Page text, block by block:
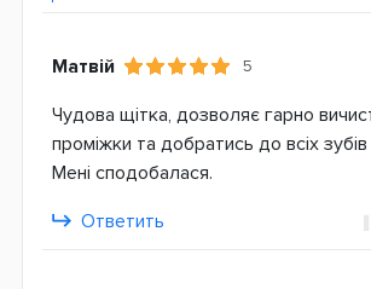
Матвій 5
Чудова щітка, дозволяє гарно
проміжки та добратись до всіх зубів
Мені сподобалася.
Ответить